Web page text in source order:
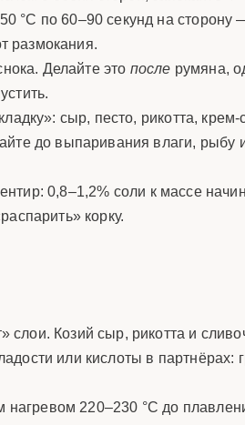
°C по 60–90 секунд на
размокания.
Делайте это после румяна,
сыр, песто, рикотта,
до выпаривания влаги, рыбу
0,8–1,2% соли к массе
корку.
Козий сыр, рикотта и
или кислоты в
220–230 °C до